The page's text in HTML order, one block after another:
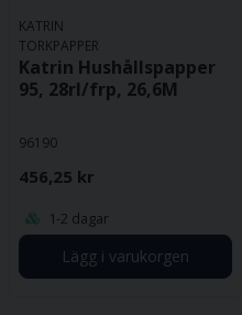
KATRIN
TORKPAPPER
Katrin Hushållspapper
95, 28rl/frp, 26,6M
96190
456,25 kr
1-2 dagar
Lägg i varukorgen